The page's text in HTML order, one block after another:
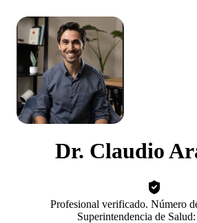
Dr. Claudio
Profesional verificado. Número
Superintendencia de